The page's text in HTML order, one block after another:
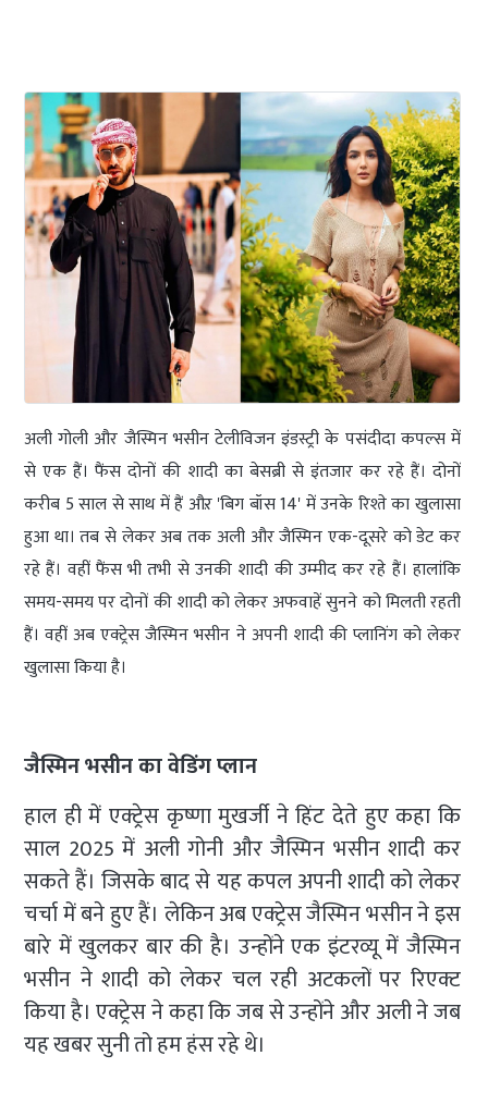
अली गोली और जैस्मिन भसीन टेलीविजन इंडस्ट्री के पसंदीदा कपल्स में
से एक हैं। फैंस दोनों की शादी का बेसब्री से इंतजार कर रहे हैं। दोनों
करीब 5 साल से साथ में हैं औऱ 'बिग बॉस 14' में उनके रिश्ते का खुलासा
हुआ था। तब से लेकर अब तक अली और जैस्मिन एक-दूसरे को डेट कर
रहे हैं। वहीं फैंस भी तभी से उनकी शादी की उम्मीद कर रहे हैं। हालांकि
समय-समय पर दोनों की शादी को लेकर अफवाहें सुनने को मिलती रहती
हैं। वहीं अब एक्ट्रेस जैस्मिन भसीन ने अपनी शादी की प्लानिंग को लेकर
खुलासा किया है।
जैस्मिन भसीन का वेडिंग प्लान
हाल ही में एक्ट्रेस कृष्णा मुखर्जी ने हिंट देते हुए कहा कि
साल 2025 में अली गोनी और जैस्मिन भसीन शादी कर
सकते हैं। जिसके बाद से यह कपल अपनी शादी को लेकर
चर्चा में बने हुए हैं। लेकिन अब एक्ट्रेस जैस्मिन भसीन ने इस
बारे में खुलकर बार की है। उन्होंने एक इंटरव्यू में जैस्मिन
भसीन ने शादी को लेकर चल रही अटकलों पर रिएक्ट
किया है। एक्ट्रेस ने कहा कि जब से उन्होंने और अली ने जब
यह खबर सुनी तो हम हंस रहे थे।